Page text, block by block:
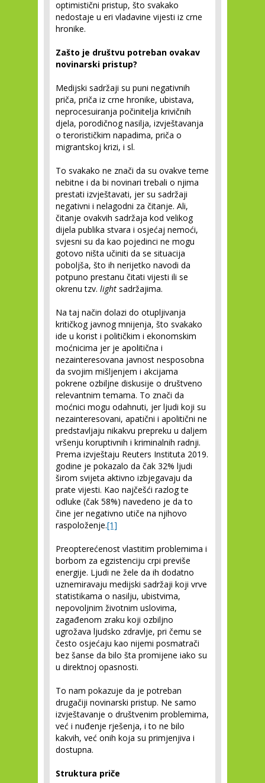
optimistični pristup, što svakako
nedostaje u eri vladavine vijesti iz crne
hronike.
Zašto je društvu potreban ovakav
novinarski pristup?
Medijski sadržaji su puni negativnih
priča, priča iz crne hronike, ubistava,
neprocesuiranja počinitelja krivičnih
djela, porodičnog nasilja, izvještavanja
o terorističkim napadima, priča o
migrantskoj krizi, i sl.
To svakako ne znači da su ovakve teme
nebitne i da bi novinari trebali o njima
prestati izvještavati, jer su sadržaji
negativni i nelagodni za čitanje. Ali,
čitanje ovakvih sadržaja kod velikog
dijela publika stvara i osjećaj nemoći,
svjesni su da kao pojedinci ne mogu
gotovo ništa učiniti da se situacija
poboljša, što ih nerijetko navodi da
potpuno prestanu čitati vijesti ili se
okrenu tzv. light sadržajima.
Na taj način dolazi do otupljivanja
kritičkog javnog mnijenja, što svakako
ide u korist i političkim i ekonomskim
moćnicima jer je apolitična i
nezainteresovana javnost nesposobna
da svojim mišljenjem i akcijama
pokrene ozbiljne diskusije o društveno
relevantnim temama. To znači da
moćnici mogu odahnuti, jer ljudi koji su
nezainteresovani, apatični i apolitični ne
predstavljaju nikakvu prepreku u daljem
vršenju koruptivnih i kriminalnih radnji.
Prema izvještaju Reuters Instituta 2019.
godine je pokazalo da čak 32% ljudi
širom svijeta aktivno izbjegavaju da
prate vijesti. Kao najčešći razlog te
odluke (čak 58%) navedeno je da to
čine jer negativno utiče na njihovo
raspoloženje.[1]
Preopterećenost vlastitim problemima i
borbom za egzistenciju crpi previše
energije. Ljudi ne žele da ih dodatno
uznemiravaju medijski sadržaji koji vrve
statistikama o nasilju, ubistvima,
nepovoljnim životnim uslovima,
zagađenom zraku koji ozbiljno
ugrožava ljudsko zdravlje, pri čemu se
često osjećaju kao nijemi posmatrači
bez šanse da bilo šta promijene iako su
u direktnoj opasnosti.
To nam pokazuje da je potreban
drugačiji novinarski pristup. Ne samo
izvještavanje o društvenim problemima,
već i nuđenje rješenja, i to ne bilo
kakvih, već onih koja su primjenjiva i
dostupna.
Struktura priče